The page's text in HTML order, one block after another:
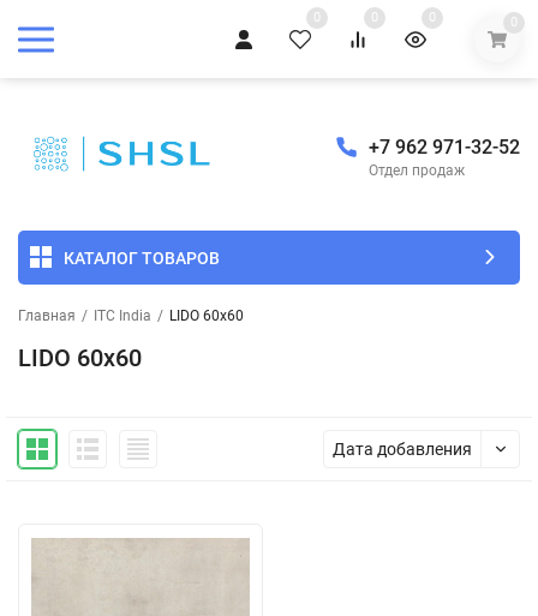
0 0 0 0
+7 962 971-32-52
Отдел продаж
КАТАЛОГ ТОВАРОВ
Главная / ITC India / LIDO 60x60
LIDO 60x60
Дата добавления